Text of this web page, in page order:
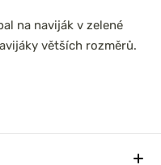
na naviják v zelené
větších rozměrů.